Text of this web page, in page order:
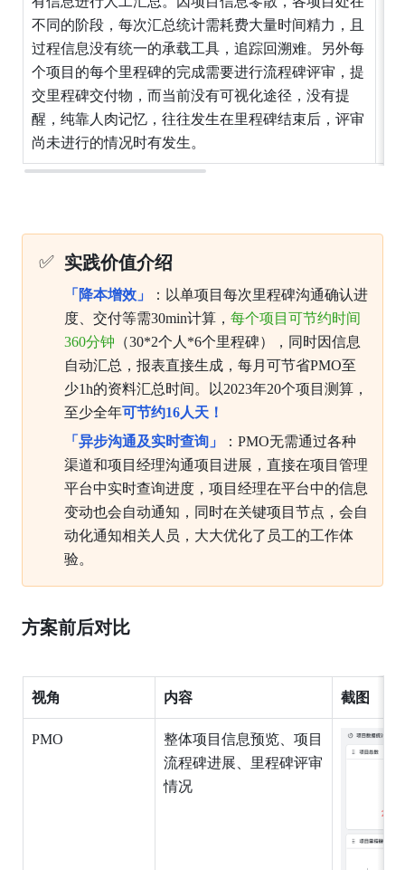
不同的阶段，每次汇总统计需耗费大量时间精力，且
过程信息没有统一的承载工具，追踪回溯难。另外每
个项目的每个里程碑的完成需要进行流程碑评审，提
交里程碑交付物，而当前没有可视化途径，没有提
醒，纯靠人肉记忆，往往发生在里程碑结束后，评审
尚未进行的情况时有发生。
✅ 实践价值介绍
「降本增效」
：以单项目每次里程碑沟通确认进
度、交付等需30min计算， 每个项目可节约时间
360分钟 （30*2个人*6个里程碑），同时因信息
自动汇总，报表直接生成，每月可节省PMO至
少1h的资料汇总时间。以2023年20个项目测算，
至少全年可节约16人天！
「异步沟通及实时查询」
：PMO无需通过各种
渠道和项目经理沟通项目进展，直接在项目管理
平台中实时查询进度，项目经理在平台中的信息
变动也会自动通知，同时在关键项目节点，会自
动化通知相关人员，大大优化了员工的工作体
验。
方案前后对比
视角 内容 截图
PMO
整体项目信息预览、项目
流程碑进展、里程碑评审
情况